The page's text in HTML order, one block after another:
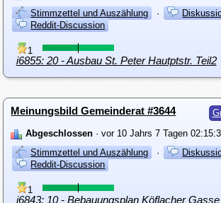
Stimmzettel und Auszählung
·
Reddit-Discussion
1
i6855: 20 - Ausbau St. Peter Hautptstr. Teil2
Meinungsbild Gemeinderat #3644
Abgeschlossen · vor 10 Jahrs 7 Tagen
Stimmzettel und Auszählung
·
Reddit-Discussion
1